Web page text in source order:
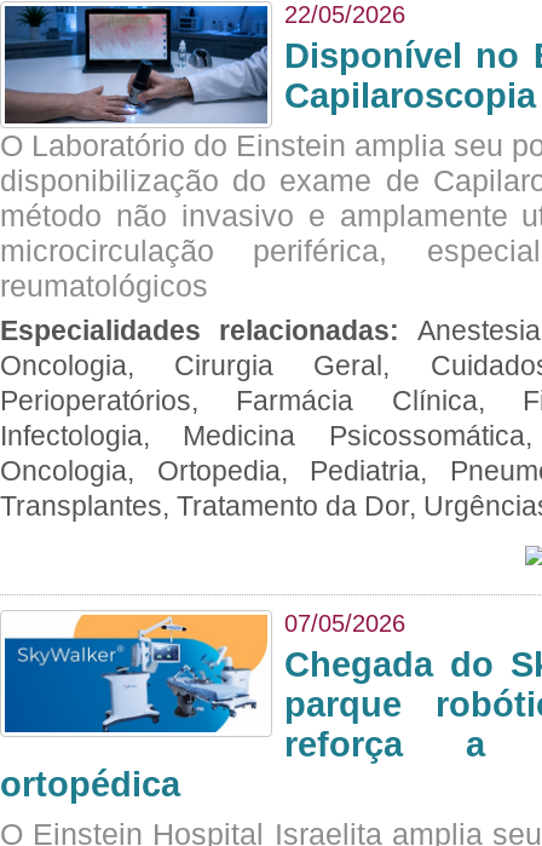
22/05/2026
Disponível no
O Laboratório do Einstein amplia seu
disponibilização do exame de
método não invasivo e amplamente
microcirculação periférica,
reumatológicos
Especialidades relacionadas:
Oncologia, Cirurgia Geral,
Perioperatórios, Farmácia Clínica,
Infectologia, Medicina
Oncologia, Ortopedia, Pediatria,
Transplantes, Tratamento da Dor,
07/05/2026
Chegada do
parque
reforça a
ortopédica
O Einstein Hospital Israelita amplia